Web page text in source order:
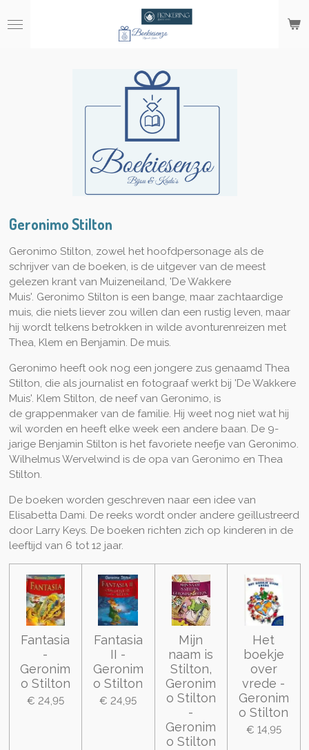
direct
Geronimo Stilton
Geronimo Stilton, zowel het hoofdpersonageals de
schrijver van de boeken, is de uitgever van de meest
gelezen krantvan Muizeneiland, 'De Wakkere
Muis'. Geronimo Stilton is een bange, maar zachtaardige
muis, die niets liever zou willen dan een rustig leven, maar
hij wordt telkens betrokken in wilde avonturenreizen met
Thea, Klem en Benjamin. De muis.
Geronimo heeft ook nog een jongere zus genaamd Thea
Stilton, die als journalist en fotograaf werkt bij 'De Wakkere
Muis'. Klem Stilton, de neef van Geronimo, is
de grappenmaker van de familie. Hij weet nog niet wat hij
wil worden en heeft elke week een andere baan. De 9-
jarige Benjamin Stilton is het favoriete neefje van Geronimo.
Wilhelmus Wervelwind is de opa van Geronimo en Thea
Stilton.
De boeken worden geschreven naar een idee van
Elisabetta Dami. De reeks wordt onder andere geïllustreerd
door Larry Keys. De boeken richten zich op kinderen in de
leeftijd van 6 tot 12 jaar.
Fantasia
-
Geronim
o Stilton
€ 24,95
Fantasia
II -
Geronim
o Stilton
€ 24,95
Mijn
naam is
Stilton,
Geronim
o Stilton
-
Geronim
o Stilton
Het
boekje
over
vrede -
Geronim
o Stilton
€ 14,95